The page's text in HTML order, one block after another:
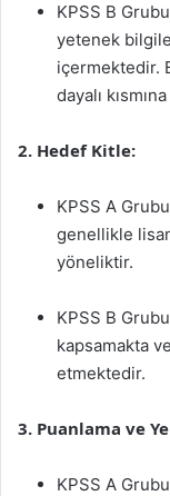
KPSS B
yetenek
içermektedir.
dayalı
2. Hedef Kitle:
KPSS A
genellikle
yöneliktir.
KPSS B
kapsamakta
etmektedir.
3. Puanlama ve
KPSS A